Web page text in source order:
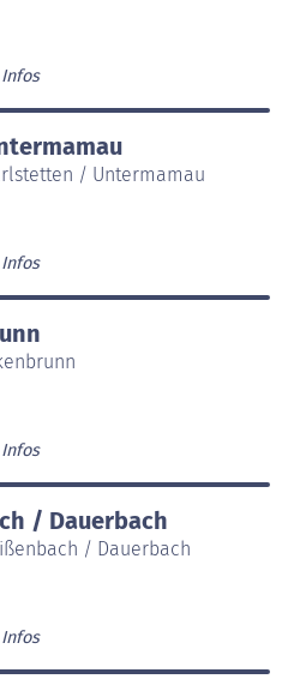
/ Untermamau
/ Dauerbach
/ Dauerbach